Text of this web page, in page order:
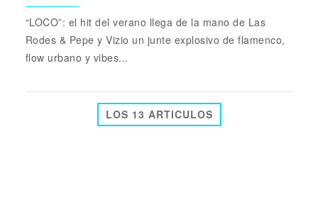
“LOCO”: el hit del verano llega de la mano de Las
Rodes & Pepe y Vizio un junte explosivo de flamenco,
flow urbano y vibes...
LOS 13 ARTICULOS